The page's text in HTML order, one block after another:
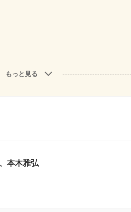
もっと見る
本木雅弘